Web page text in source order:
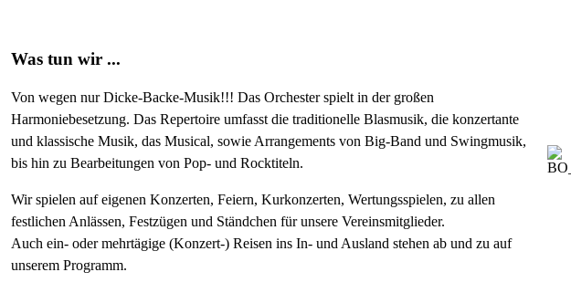
Was tun wir ...
Von wegen nur Dicke-Backe-Musik!!! Das Orchester spielt in der großen
Harmoniebesetzung. Das Repertoire umfasst die traditionelle Blasmusik, die konzertante
und klassische Musik, das Musical, sowie Arrangements von Big-Band und Swingmusik,
bis hin zu Bearbeitungen von Pop- und Rocktiteln.
Wir spielen auf eigenen Konzerten, Feiern, Kurkonzerten, Wertungsspielen, zu allen
festlichen Anlässen, Festzügen und Ständchen für unsere Vereinsmitglieder.
Auch ein- oder mehrtägige (Konzert-) Reisen ins In- und Ausland stehen ab und zu auf
unserem Programm.